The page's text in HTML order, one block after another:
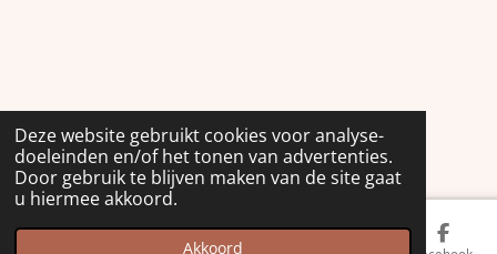
Deze website gebruikt cookies voor analyse-
doeleinden en/of het tonen van advertenties.
Door gebruik te blijven maken van de site gaat
u hiermee akkoord.
Akkoord